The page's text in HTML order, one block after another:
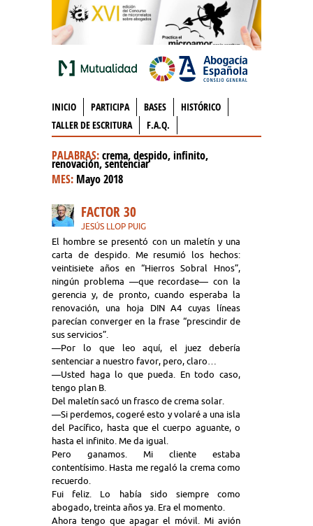
INICIO PARTICIPA BASES
HISTÓRICO
TALLER DE ESCRITURA
F.A.Q.
PALABRAS:crema, despido, infinito,
renovación, sentenciar
MES: Mayo 2018
FACTOR 30
JESÚS LLOP PUIG
El hombre se presentó con un maletín y una
carta de despido. Me resumió los hechos:
veintisiete años en “Hierros Sobral Hnos”,
ningún problema —que recordase— con la
gerencia y, de pronto, cuando esperaba la
renovación, una hoja DIN A4 cuyas líneas
parecían converger en la frase “prescindir de
sus servicios”.
—Por lo que leo aquí, el juez debería
sentenciar a nuestro favor, pero, claro…
—Usted haga lo que pueda. En todo caso,
tengo plan B.
Del maletín sacó un frasco de crema solar.
—Si perdemos, cogeré esto y volaré a una isla
del Pacífico, hasta que el cuerpo aguante, o
hasta el infinito. Me da igual.
Pero ganamos. Mi cliente estaba
contentísimo. Hasta me regaló la crema como
recuerdo.
Fui feliz. Lo había sido siempre como
abogado, treinta años ya. Era el momento.
Ahora tengo que apagar el móvil. Mi avión